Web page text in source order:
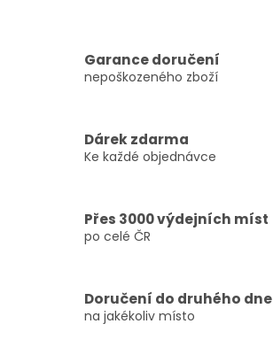
Garance doručení
nepoškozeného zboží
Dárek zdarma
Ke každé objednávce
Přes 3000 výdejních míst
po celé ČR
Doručení do druhého dne
na jakékoliv místo